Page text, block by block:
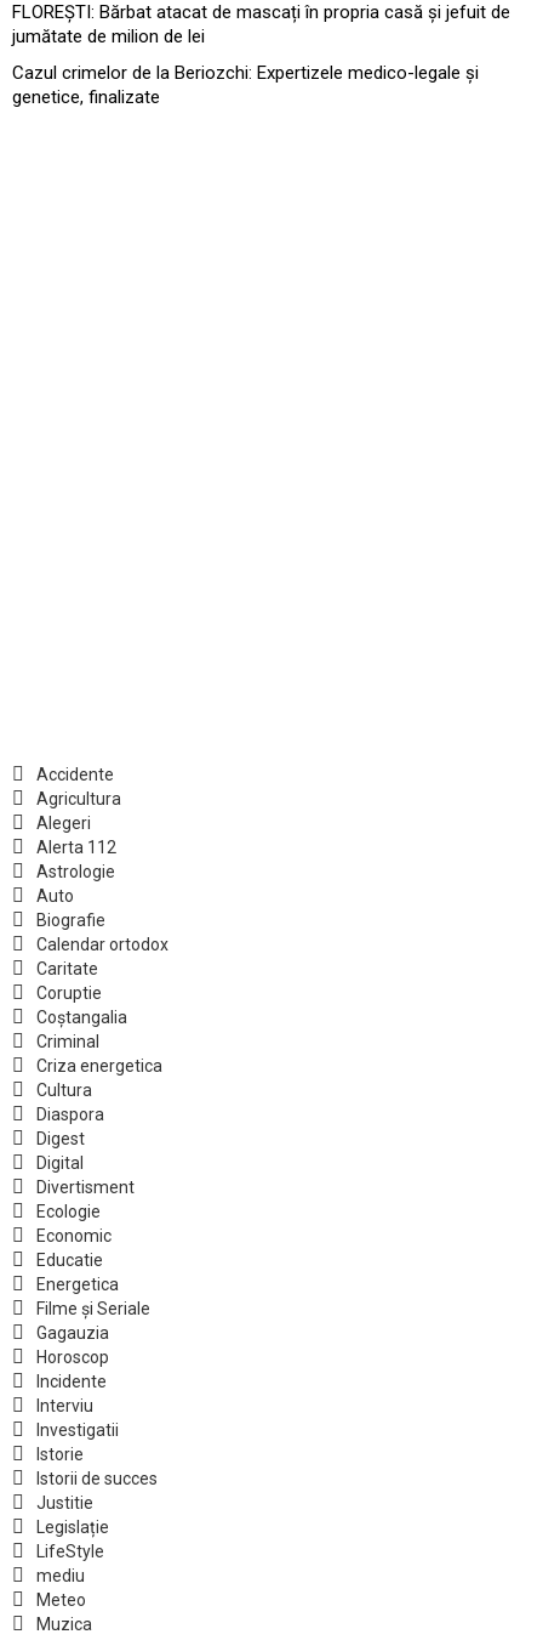
FLOREȘTI: Bărbat atacat de mascați în propria casă și jefuit de
jumătate de milion de lei
Cazul crimelor de la Beriozchi: Expertizele medico-legale și
genetice, finalizate
Accidente
Agricultura
Alegeri
Alerta 112
Astrologie
Auto
Biografie
Calendar ortodox
Caritate
Coruptie
Coștangalia
Criminal
Criza energetica
Cultura
Diaspora
Digest
Digital
Divertisment
Ecologie
Economic
Educatie
Energetica
Filme și Seriale
Gagauzia
Horoscop
Incidente
Interviu
Investigatii
Istorie
Istorii de succes
Justitie
Legislație
LifeStyle
mediu
Meteo
Muzica